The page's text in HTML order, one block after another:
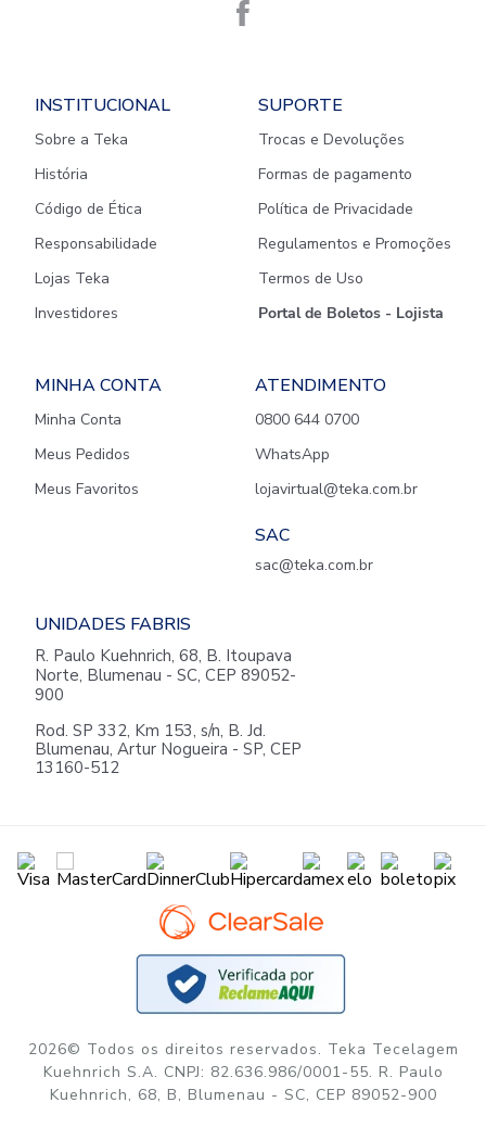
INSTITUCIONAL
Sobre a Teka
História
Código de Ética
Responsabilidade
Lojas Teka
Investidores
SUPORTE
Trocas e Devoluções
Formas de pagamento
Política de Privacidade
Regulamentos e Promoções
Termos de Uso
Portal de Boletos - Lojista
MINHA CONTA
Minha Conta
Meus Pedidos
Meus Favoritos
ATENDIMENTO
0800 644 0700
WhatsApp
lojavirtual@teka.com.br
SAC
sac@teka.com.br
UNIDADES FABRIS
R. Paulo Kuehnrich, 68, B. Itoupava
Norte, Blumenau - SC, CEP 89052-
900
Rod. SP 332, Km 153, s/n, B. Jd.
Blumenau, Artur Nogueira - SP, CEP
13160-512
2026© Todos os direitos reservados. Teka Tecelagem
Kuehnrich S.A. CNPJ: 82.636.986/0001-55. R. Paulo
Kuehnrich, 68, B, Blumenau - SC, CEP 89052-900